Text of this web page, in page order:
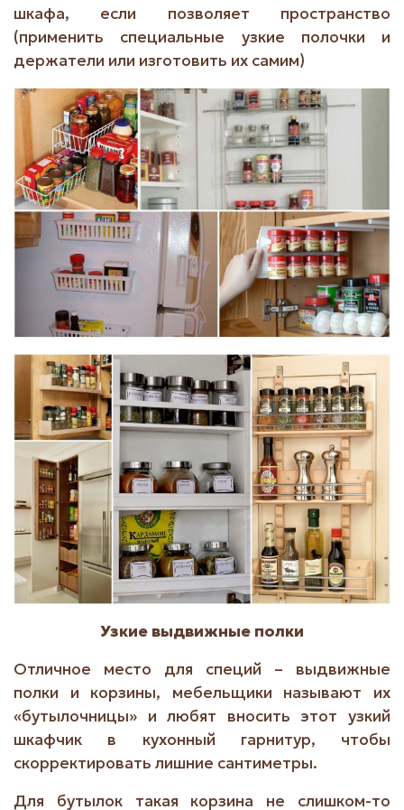
шкафа, если позволяет пространство
(применить специальные узкие полочки и
держатели или изготовить их самим)
Узкие выдвижные полки
Отличное место для специй – выдвижные
полки и корзины, мебельщики называют их
«бутылочницы» и любят вносить этот узкий
шкафчик в кухонный гарнитур, чтобы
скорректировать лишние сантиметры.
Для бутылок такая корзина не слишком-то